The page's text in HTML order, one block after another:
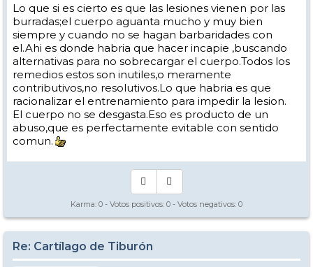
Lo que si es cierto es que las lesiones vienen por las
burradas;el cuerpo aguanta mucho y muy bien
siempre y cuando no se hagan barbaridades con
el.Ahi es donde habria que hacer incapie ,buscando
alternativas para no sobrecargar el cuerpo.Todos los
remedios estos son inutiles,o meramente
contributivos,no resolutivos.Lo que habria es que
racionalizar el entrenamiento para impedir la lesion.
El cuerpo no se desgasta.Eso es producto de un
abuso,que es perfectamente evitable con sentido
comun.
Karma: 0 - Votos positivos: 0 - Votos negativos: 0
Re: Cartílago de Tiburón